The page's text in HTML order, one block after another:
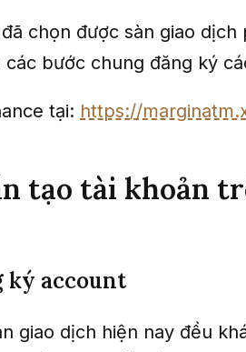
chọn được sàn giao
các bước chung đăng ký
tại: https://
tạo tài khoản
ký account
giao dịch hiện nay đều